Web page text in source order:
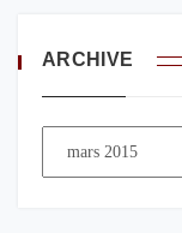
ARCHIVE